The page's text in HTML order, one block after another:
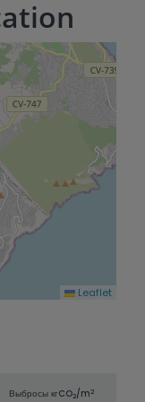
Leaflet
Выбросы кгCO2/m2